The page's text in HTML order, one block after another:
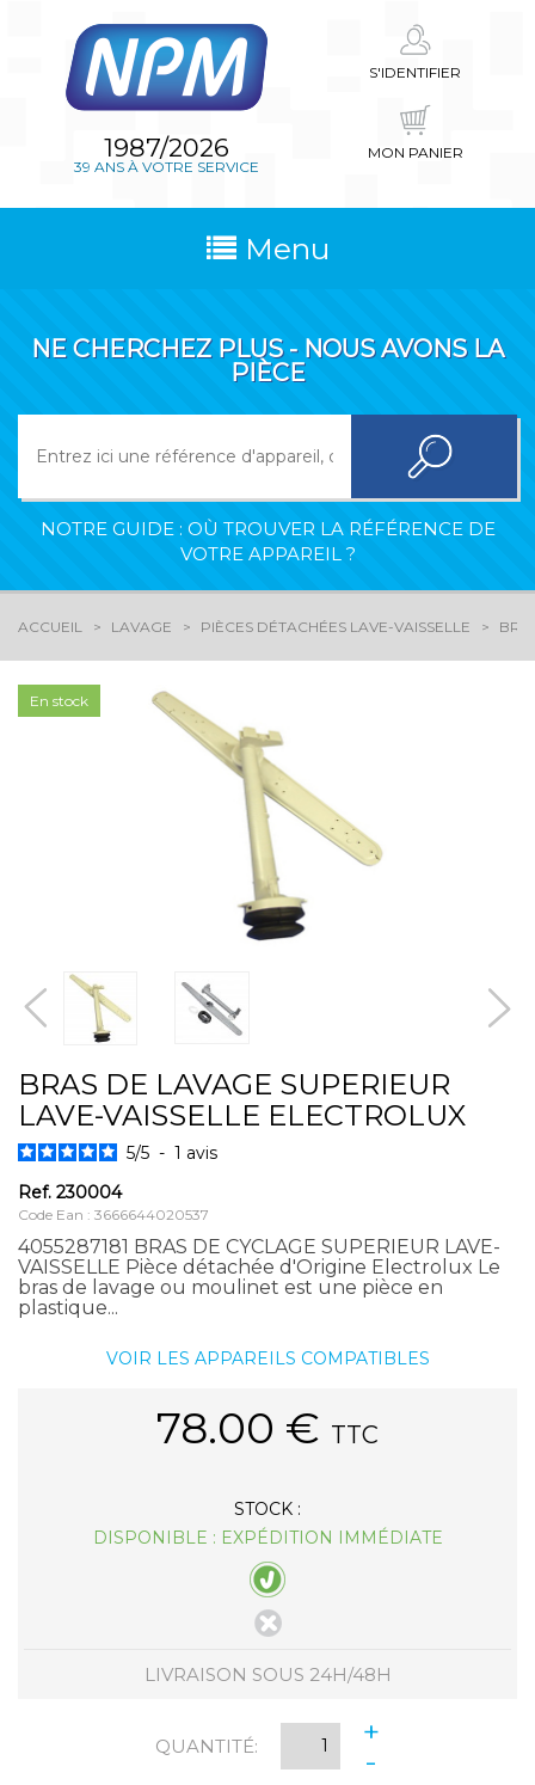
1987/2026
39 ANS À VOTRE SERVICE
S'IDENTIFIER
MON PANIER
Menu
NE CHERCHEZ PLUS - NOUS AVONS LA
PIÈCE
NOTRE GUIDE : OÙ TROUVER LA RÉFÉRENCE DE
VOTRE APPAREIL ?
ACCUEIL LAVAGE PIÈCES DÉTACHÉES LAVE-VAISSELLE
En stock
BRAS DE LAVAGE SUPERIEUR
LAVE-VAISSELLE ELECTROLUX
5/5 - 1 avis
Ref. 230004
Code Ean : 3666644020537
4055287181 BRAS DE CYCLAGE SUPERIEUR LAVE-
VAISSELLE Pièce détachée d'Origine Electrolux Le
bras de lavage ou moulinet est une pièce en
plastique...
VOIR LES APPAREILS COMPATIBLES
78.00 € TTC
STOCK :
DISPONIBLE : EXPÉDITION IMMÉDIATE
LIVRAISON SOUS 24H/48H
QUANTITÉ:
+
-